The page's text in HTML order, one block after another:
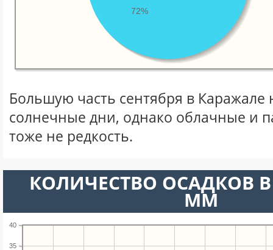
72%
Большую часть сентября в Каражале
солнечные дни, однако облачные и
тоже не редкость.
КОЛИЧЕСТВО ОСАДКОВ В
ММ
35
40